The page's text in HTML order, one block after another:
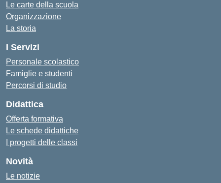
Le carte della scuola
Organizzazione
La storia
I Servizi
Personale scolastico
Famiglie e studenti
Percorsi di studio
Didattica
Offerta formativa
Le schede didattiche
I progetti delle classi
Novità
Le notizie